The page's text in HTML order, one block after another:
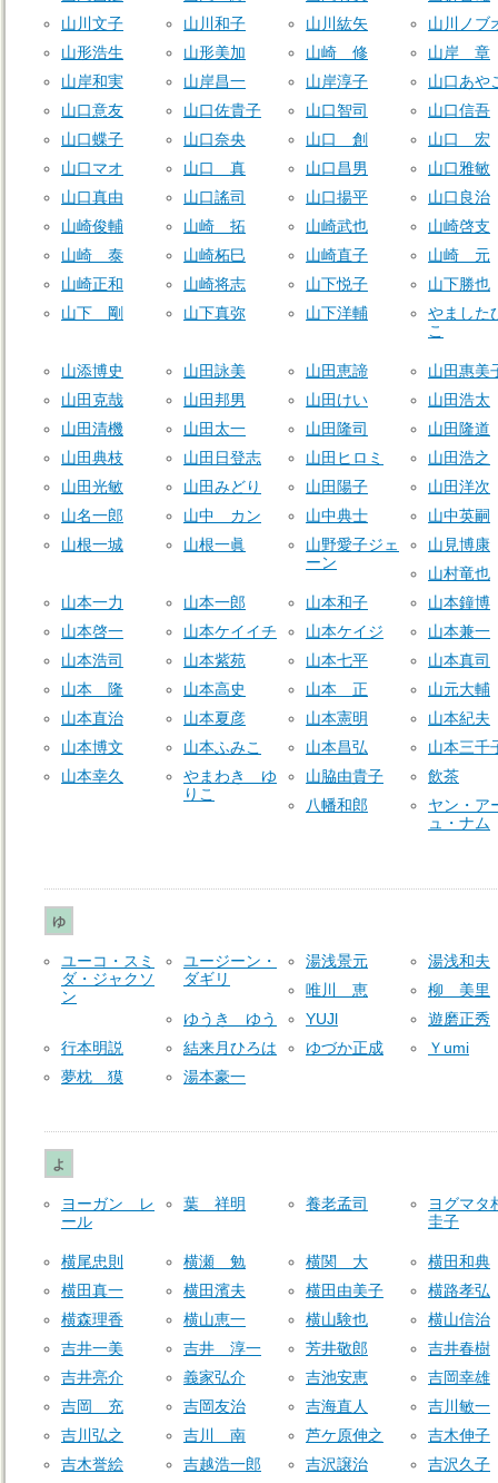
山川文子
山川和子 山川紘矢
山川ノブ
山形浩生
山形美加 山崎 修
山岸 章
山岸和実
山岸昌一 山岸淳子
山口あや
山口意友
山口佐貴子 山口智司
山口信吾
山口蝶子
山口奈央 山口 創
山口 宏
山口マオ
山口 真 山口昌男
山口雅敏
山口真由
山口謠司 山口揚平
山口良治
山崎俊輔
山崎 拓 山崎武也
山崎啓支
山崎 泰
山崎柘巳 山崎直子
山崎 元
山崎正和
山崎将志 山下悦子
山下勝也
山下 剛
山下真弥 山下洋輔
やました
こ
山添博史 山田詠美 山田恵諦
山田惠美
山田克哉
山田邦男 山田けい
山田浩太
山田清機
山田太一 山田隆司
山田隆道
山田典枝
山田日登志 山田ヒロミ
山田浩之
山田光敏
山田みどり 山田陽子
山田洋次
山名一郎
山中 カン 山中典士
山中英嗣
山根一城
山根一眞
山野愛子ジェ
ーン
山見博康
山村竜也
山本一力
山本一郎 山本和子
山本鐘博
山本啓一
山本ケイイチ 山本ケイジ
山本兼一
山本浩司
山本紫苑 山本七平
山本真司
山本 隆
山本高史 山本 正
山元大輔
山本直治
山本夏彦 山本憲明
山本紀夫
山本博文
山本ふみこ 山本昌弘
山本三千
山本幸久
やまわき ゆ
りこ
山脇由貴子
飲茶
八幡和郎
ヤン・ア
ュ・ナム
ゆ
ユーコ・スミ
ダ・ジャクソ
ン
ユージーン・
ダギリ
湯浅景元
湯浅和夫
唯川 恵
柳 美里
ゆうき ゆう
YUJl
遊磨正秀
行本明説
結来月ひろは ゆづか正成
Ｙumi
夢枕 獏
湯本豪一
よ
ヨーガン レ
ール
葉 祥明 養老孟司
ヨグマタ
圭子
横尾忠則 横瀬 勉 横関 大
横田和典
横田真一
横田濱夫 横田由美子
横路孝弘
横森理香
横山恵一 横山験也
横山信治
吉井一美
吉井 淳一 芳井敬郎
吉井春樹
吉井亮介
義家弘介 吉池安恵
吉岡幸雄
吉岡 充
吉岡友治 吉海直人
吉川敏一
吉川弘之
吉川 南 芦ケ原伸之
吉木伸子
吉木誉絵
吉越浩一郎 吉沢譲治
吉沢久子